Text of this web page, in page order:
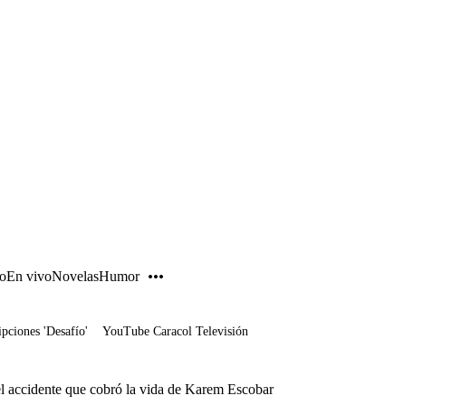
En vivoNovelasHumor
'Desafío' YouTube Caracol Televisión
accidente que cobró la vida de Karem Escobar